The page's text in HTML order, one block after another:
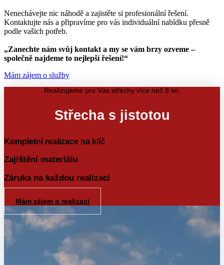
Nenechávejte nic náhodě a zajistěte si profesionální řešení.
Kontaktujte nás a připravíme pro vás individuální nabídku přesně
podle vašich potřeb.
„Zanechte nám svůj kontakt a my se vám brzy ozveme –
společně najdeme to nejlepší řešení!“
Mám zájem o služby
Realizujeme pro Vás střechy více než 8 let.
Střecha s jistotou
Kompletní realizace na klíč
Zajištění materiálu
Záruka na každou realizaci
Mám zájem o realizaci